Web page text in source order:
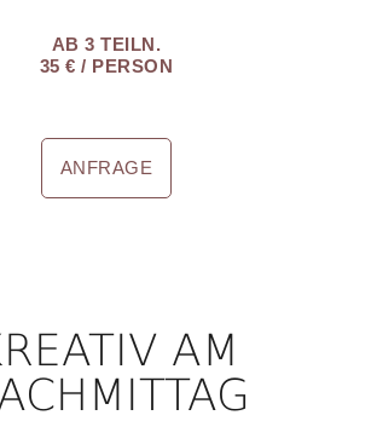
AB 3 TEILN.
35 € / PERSON
ANFRAGE
AM